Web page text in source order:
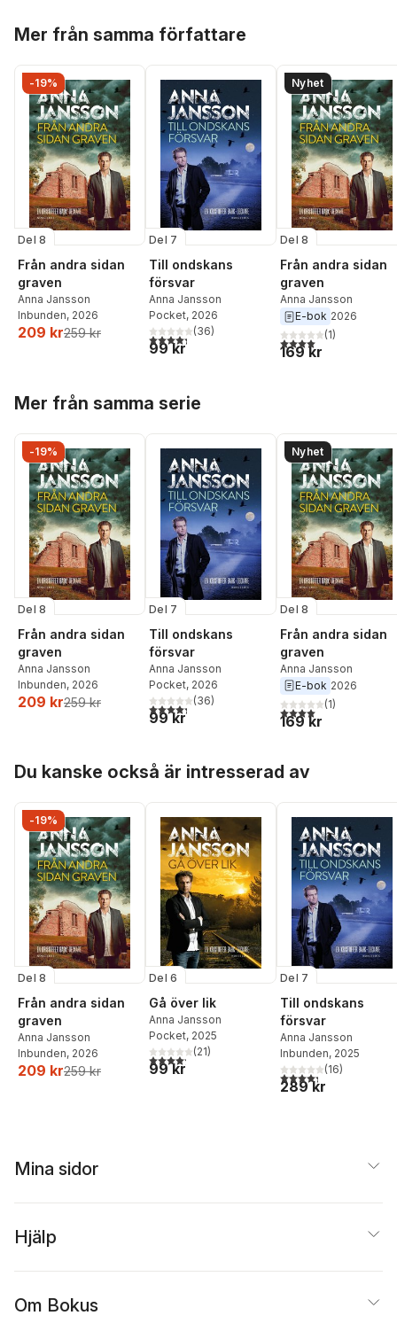
Mer från samma författare
-19%
Del 8
Från andra sidan
graven
Anna Jansson
Inbunden, 2026
209 kr259 kr
Del 7
Till ondskans
försvar
Anna Jansson
Pocket, 2026
4,3utav 5 stjärnor. Totalt antal röster:
(36)
99 kr
Nyhet
Del 8
Från andra sidan
graven
Anna Jansson
E-bok 2026
4,0utav 5 stjärnor.
(1)
169 kr
Mer från samma serie
-19%
Del 8
Från andra sidan
graven
Anna Jansson
Inbunden, 2026
209 kr259 kr
Del 7
Till ondskans
försvar
Anna Jansson
Pocket, 2026
4,3utav 5 stjärnor. Totalt antal röster:
(36)
99 kr
Nyhet
Del 8
Från andra sidan
graven
Anna Jansson
E-bok 2026
4,0utav 5 stjärnor.
(1)
169 kr
Du kanske också är intresserad av
-19%
Del 8
Från andra sidan
graven
Anna Jansson
Inbunden, 2026
209 kr259 kr
Del 6
Gå över lik
Anna Jansson
Pocket, 2025
4,2utav 5 stjärnor. Totalt antal röster:
(21)
99 kr
Del 7
Till ondskans
försvar
Anna Jansson
Inbunden, 2025
4,3utav 5 stjärnor.
(16)
289 kr
Mina sidor
Hjälp
Om Bokus